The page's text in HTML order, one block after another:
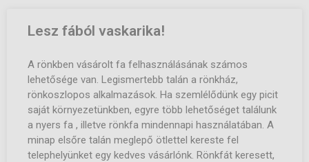
Lesz fából vaskarika!
A rönkben vásárolt fa felhasználásának számos
lehetősége van. Legismertebb talán a rönkház,
rönkoszlopos alkalmazások. Ha szemlélődünk egy picit
saját környezetünkben, egyre több lehetőséget találunk
a nyers fa , illetve rönkfa mindennapi használatában. A
minap elsőre talán meglepő ötlettel kereste fel
telephelyünket egy kedves vásárlónk. Rönkfát keresett,